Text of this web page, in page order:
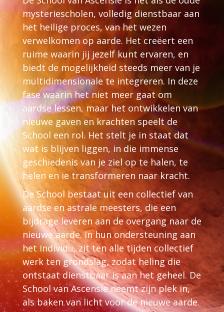
mysteriescholen, volledig dienstbaar aan
het heilige proces, van het wezen
verwelkomen op aarde. Het creëert een
ruime waarin jij jezelf kunt ervaren, en
biedt de mogelijkheid steeds meer van je
multidimensionale te integreren. In deze
fase waarin het niet meer gaat om
aardse lessen, maar het ontwikkelen van
nieuwe gaven en krachten speelt de
School een rol. Het stelt je in staat dat
wat is blijven liggen, in die immense
geschiedenis van je ziel op te halen, te
helen en ie transformeren naar kracht.
De School bestaat uit een collectief van
aardse en astrale meesters, die een
bijdrage leveren aan de overgang naar de
nieuwe aarde. In hun ondersteuning aan
het individu, zit ten alle tijden collectief
werk ten grondslag, zodat heling die
ontstaat dienstbaar is aan het geheel. De
School van Ascensie neemt zijn plek in,
als baken van licht voor de nieuwe aarde.